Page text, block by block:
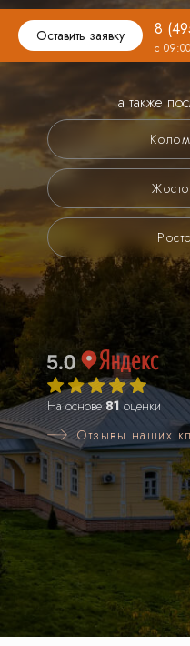
8
с
Оставить заявку
Отзывы наших
На основе 81 оценки
а также